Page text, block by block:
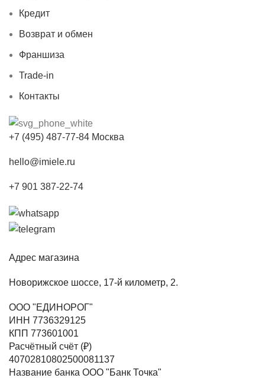
Кредит
Возврат и обмен
Франшиза
Trade-in
Контакты
+7 (495) 487-77-84 Москва
hello@imiele.ru
+7 901 387-22-74
Адрес магазина
Новорижское шоссе, 17-й километр, 2.
ООО "ЕДИНОРОГ"
ИНН 7736329125
КПП 773601001
Расчётный счёт (₽)
40702810802500081137
Название банка ООО "Банк Точка"